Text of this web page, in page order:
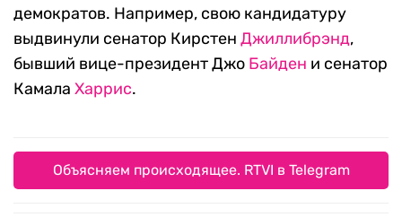
демократов. Например, свою кандидатуру
выдвинули сенатор Кирстен Джиллибрэнд,
бывший вице-президент Джо Байден и сенатор
Камала Харрис.
Объясняем происходящее. RTVI в Telegram